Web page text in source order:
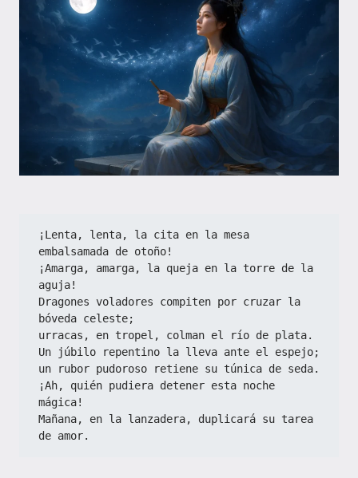
¡Lenta, lenta, la cita en la mesa
embalsamada de otoño!
¡Amarga, amarga, la queja en la torre de la
aguja!
Dragones voladores compiten por cruzar la
bóveda celeste;
urracas, en tropel, colman el río de plata.
Un júbilo repentino la lleva ante el espejo;
un rubor pudoroso retiene su túnica de seda.
¡Ah, quién pudiera detener esta noche
mágica!
Mañana, en la lanzadera, duplicará su tarea
de amor.